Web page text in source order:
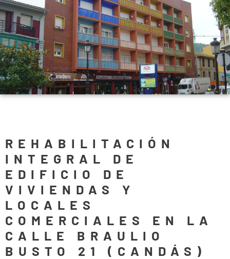
REHABILITACIÓN
INTEGRAL DE
EDIFICIO DE
VIVIENDAS Y
LOCALES
COMERCIALES EN LA
CALLE BRAULIO
BUSTO 21 (CANDÁS)